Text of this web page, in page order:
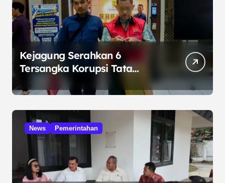
Kejagung Serahkan 6
Tersangka Korupsi Tata
Kelola Minyak ke Penuntut
Umum
News Pemerintahan